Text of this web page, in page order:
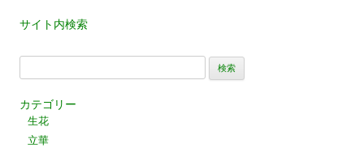
ナ
ビ
ゲ
ー
シ
サイト内検索
カテゴリー
生花
立華